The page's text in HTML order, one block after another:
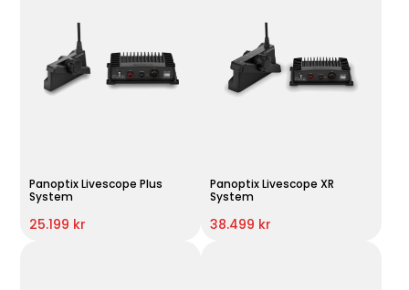
Panoptix Livescope Plus
System
25.199 kr
Panoptix Livescope XR
System
38.499 kr